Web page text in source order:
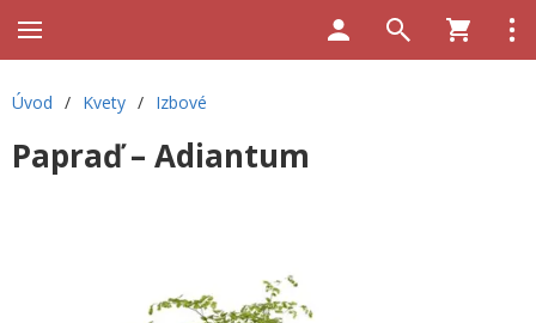
Úvod / Kvety / Izbové
Papraď – Adiantum